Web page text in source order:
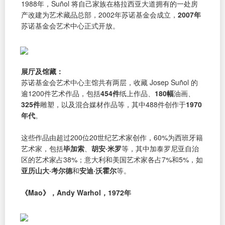
1988年，Suñol 将自己家族在格拉西亚大道拥有的一处房
产改建为艺术藏品总部，2002年苏诺基金会成立， 2007年
苏诺基金会艺术中心正式开放。
展厅及馆藏：
苏诺基金会艺术中心主馆共有两层，收藏 Josep Suñol 的
逾1200件艺术作品，包括454件纸上作品、 180幅油画、
325件雕塑，以及混合媒材作品等，其中488件创作于1970
年代。
这些作品由超过200位20世纪艺术家创作，60%为西班牙籍
艺术家，包括毕加索 胡安·米罗等，其中加泰罗尼亚自治
区的艺术家占38%；意大利和美国艺术家各占7%和5%，如
亚历山大·考尔德和安迪·沃霍尔等。
《Mao》，Andy Warhol，1972年